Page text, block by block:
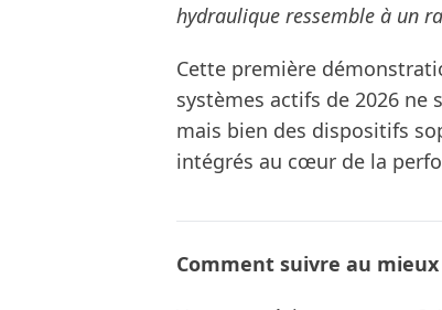
hydraulique ressemble à un
Cette première
systèmes actifs de 2026
mais bien des dispositifs
intégrés au cœur de la
Comment suivre au